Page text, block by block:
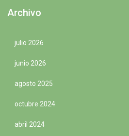
Archivo
julio 2026
junio 2026
agosto 2025
octubre 2024
abril 2024